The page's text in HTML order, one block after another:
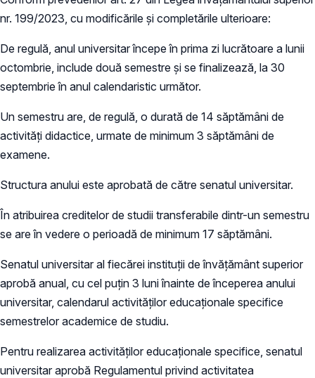
nr. 199/2023, cu modificările și completările ulterioare:
De regulă, anul universitar începe în prima zi lucrătoare a lunii
octombrie, include două semestre şi se finalizează, la 30
septembrie în anul calendaristic următor.
Un semestru are, de regulă, o durată de 14 săptămâni de
activităţi didactice, urmate de minimum 3 săptămâni de
examene.
Structura anului este aprobată de către senatul universitar.
În atribuirea creditelor de studii transferabile dintr-un semestru
se are în vedere o perioadă de minimum 17 săptămâni.
Senatul universitar al fiecărei instituţii de învăţământ superior
aprobă anual, cu cel puţin 3 luni înainte de începerea anului
universitar, calendarul activităţilor educaţionale specifice
semestrelor academice de studiu.
Pentru realizarea activităţilor educaţionale specifice, senatul
universitar aprobă Regulamentul privind activitatea